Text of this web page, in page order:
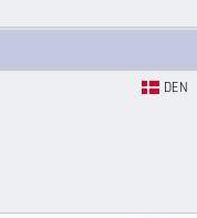
DEN